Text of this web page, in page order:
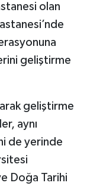
olan
geliştirme
geliştirme
aynı
de yerinde
Doğa Tarihi